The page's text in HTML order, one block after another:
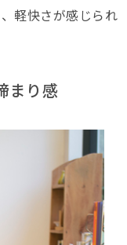
軽快さが感じられ
まり感